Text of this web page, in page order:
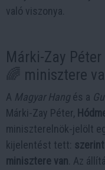
való viszonya.
Márki-Zay
🌈 minisztere
A Magyar Hang és a
Márki-Zay Péter,
miniszterelnök-jelölt
kijelentést tett:
minisztere van . Az